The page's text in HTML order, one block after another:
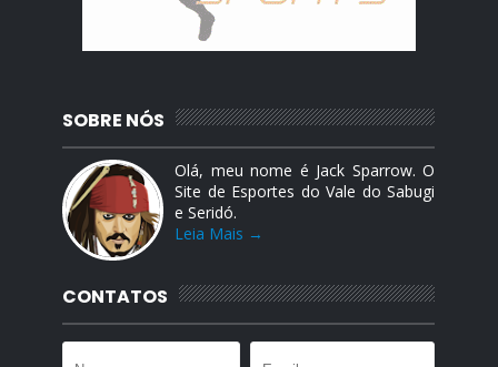
SOBRE NÓS
Olá, meu nome é Jack Sparrow. O
Site de Esportes do Vale do Sabugi
e Seridó.
Leia Mais →
CONTATOS